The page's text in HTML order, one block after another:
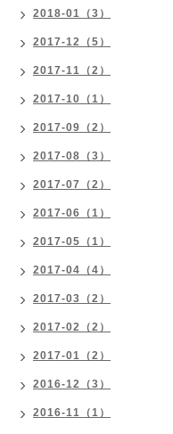
2018-01（3）
2017-12（5）
2017-11（2）
2017-10（1）
2017-09（2）
2017-08（3）
2017-07（2）
2017-06（1）
2017-05（1）
2017-04（4）
2017-03（2）
2017-02（2）
2017-01（2）
2016-12（3）
2016-11（1）